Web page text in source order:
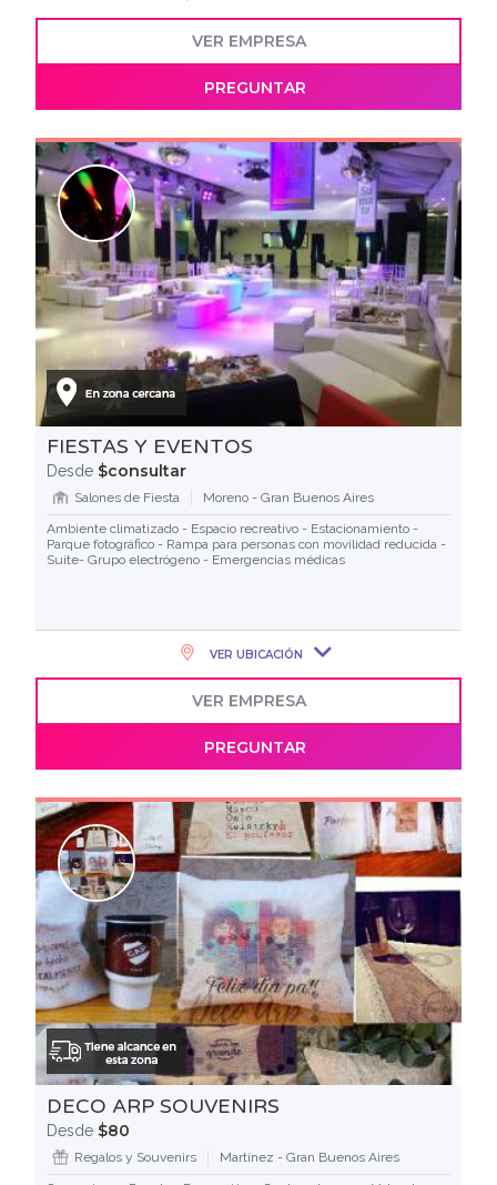
VER EMPRESA
PREGUNTAR
FIESTAS Y EVENTOS
Desde $consultar
Salones de Fiesta
Moreno - Gran Buenos Aires
Ambiente climatizado - Espacio recreativo - Estacionamiento -
Parque fotográfico - Rampa para personas con movilidad reducida -
Suite- Grupo electrógeno - Emergencias médicas
VER UBICACIÓN
VER EMPRESA
PREGUNTAR
DECO ARP SOUVENIRS
Desde $80
Regalos y Souvenirs
Martínez - Gran Buenos Aires